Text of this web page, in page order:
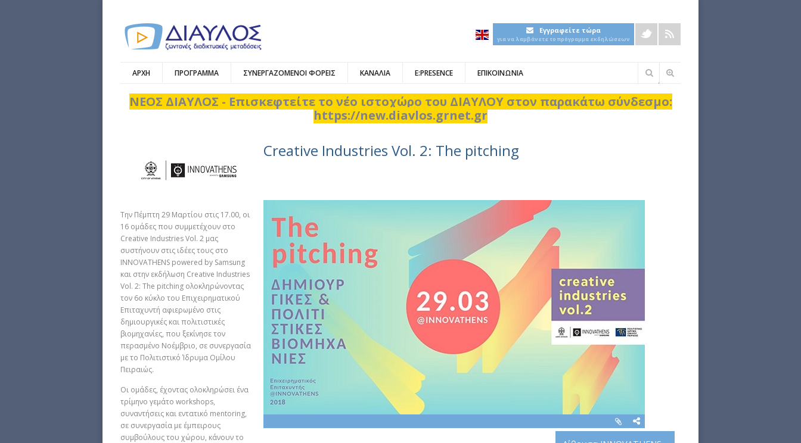
Εγγραφείτε τώρα
για να λαμβάνετε το πρόγραμμα εκδηλώσεων
ΑΡΧΗ ΠΡΟΓΡΑΜΜΑ ΣΥΝΕΡΓΑΖΟΜΕΝΟΙ ΦΟΡΕΙΣ ΚΑΝΑΛΙΑ E:PRESENCE ΕΠΙΚΟΙΝΩΝΙΑ
Φόρμα
αναζήτησης
ΝΕΟΣ ΔΙΑΥΛΟΣ - Επισκεφτείτε το νέο ιστοχώρο του ΔΙΑΥΛΟΥ στον παρακάτω σύνδεσμο:
https://new.diavlos.grnet.gr
Creative Industries Vol. 2: The pitching
Την Πέμπτη 29 Μαρτίου στις 17.00, οι
16 ομάδες που συμμετέχουν στο
Creative Industries Vol. 2 μας
συστήνουν στις ιδέες τους στο
INNOVATHENS powered by Samsung
και στην εκδήλωση Creative Industries
Vol. 2: The pitching ολοκληρώνοντας
τον 6o κύκλο του Επιχειρηματικού
Επιταχυντή αφιερωμένο στις
δημιουργικές και πολιτιστικές
βιομηχανίες, που ξεκίνησε τον
περασμένο Νοέμβριο, σε συνεργασία
με το Πολιτιστικό Ίδρυμα Ομίλου
Πειραιώς.
Οι ομάδες, έχοντας ολοκληρώσει ένα
τρίμηνο γεμάτο workshops,
συναντήσεις και εντατικό mentoring,
σε συνεργασία με έμπειρους
συμβούλους του χώρου, κάνουν το